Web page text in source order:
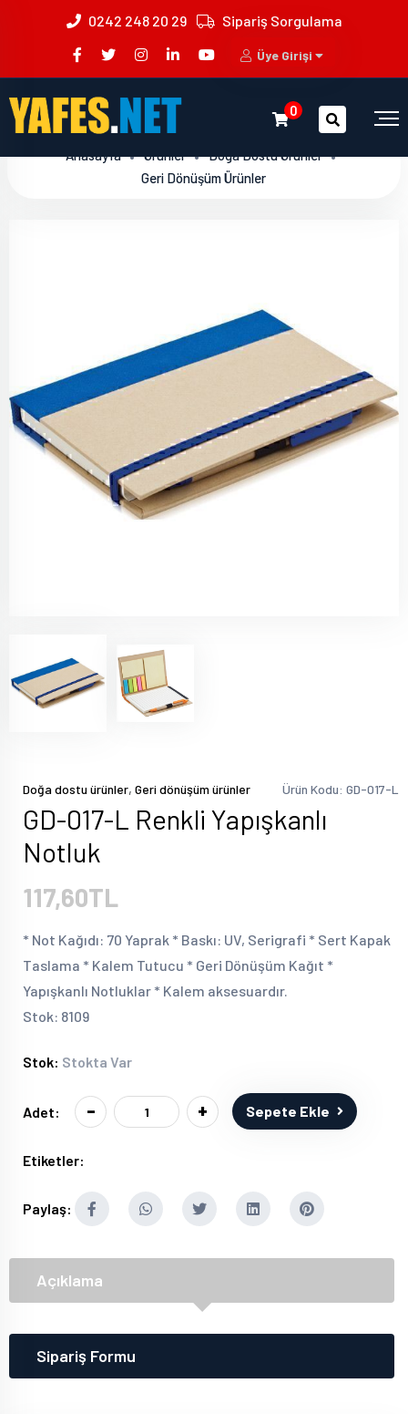
0242 248 20 29 Sipariş Sorgulama
Üye Girişi
0
Anasayfa Ürünler
Doğa Dostu Ürünler
Geri Dönüşüm Ürünler
Doğa dostu ürünler, Geri dönüşüm ürünler Ürün Kodu: GD-017-L
GD-017-L Renkli Yapışkanlı
Notluk
117,60TL
* Not Kağıdı: 70 Yaprak * Baskı: UV, Serigrafi * Sert Kapak
Taslama * Kalem Tutucu * Geri Dönüşüm Kağıt *
Yapışkanlı Notluklar * Kalem aksesuardır.
Stok: 8109
Stok: Stokta Var
Adet: - + Sepete Ekle
Etiketler:
Paylaş:
Açıklama
Sipariş Formu